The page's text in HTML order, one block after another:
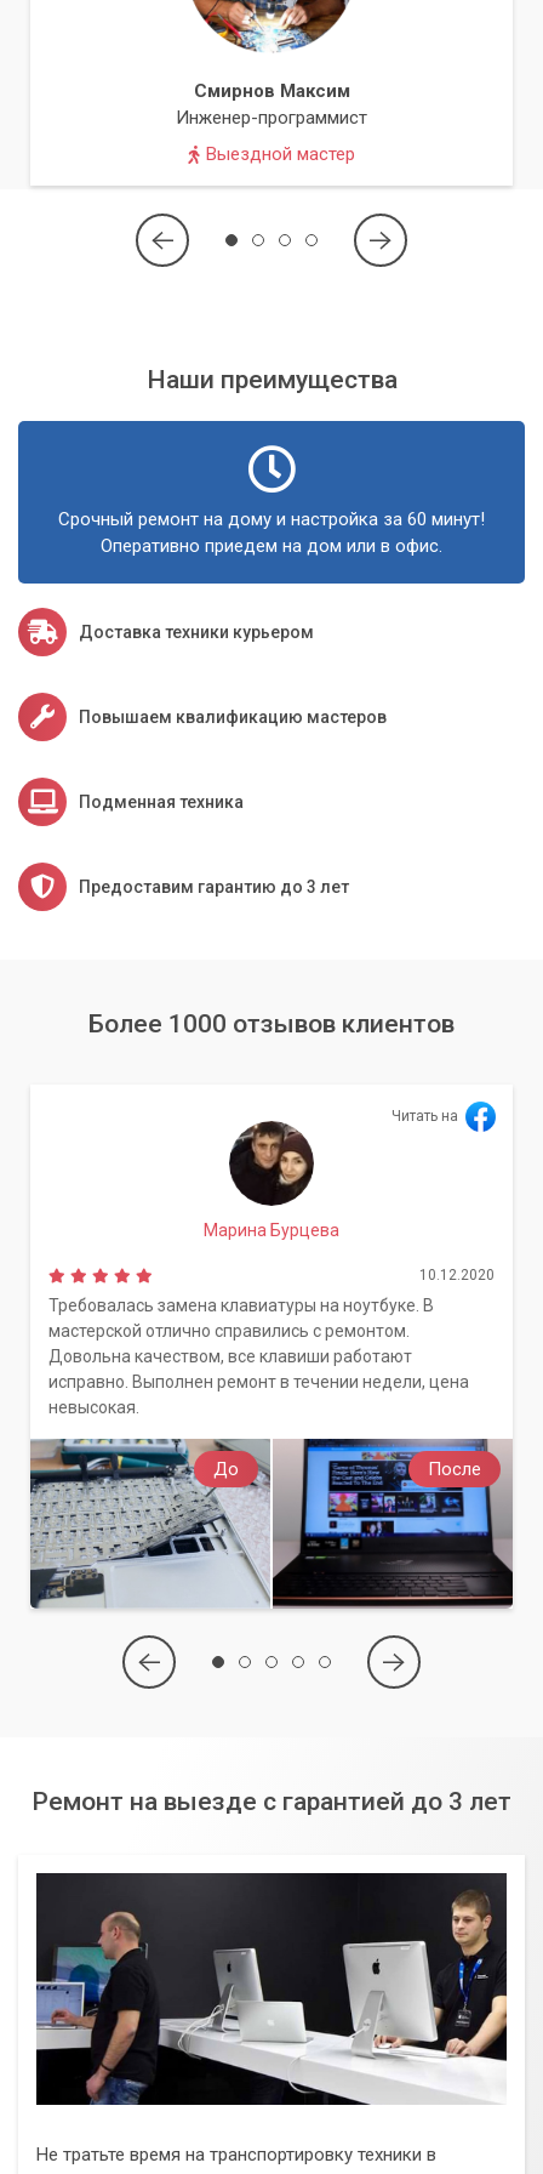
Смирнов Максим
Инженер-программист
Выездной мастер
Наши преимущества
Срочный ремонт на дому и настройка за 60 минут!
Оперативно приедем на дом или в офис.
Доставка техники курьером
Повышаем квалификацию мастеров
Подменная техника
Предоставим гарантию до 3 лет
Более 1000 отзывов клиентов
До После
Читать на
Марина Бурцева
10.12.2020
Требовалась замена клавиатуры на ноутбуке. В
мастерской отлично справились с ремонтом.
Довольна качеством, все клавиши работают
исправно. Выполнен ремонт в течении недели, цена
невысокая.
Ремонт на выезде с гарантией до 3 лет
Не тратьте время на транспортировку техники в